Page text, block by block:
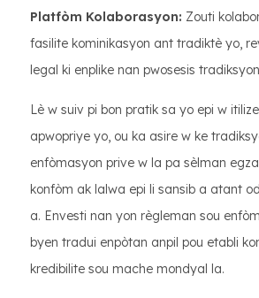
Platfòm Kolaborasyon: Zouti
fasilite kominikasyon ant tradiktè yo,
legal ki enplike nan pwosesis
Lè w suiv pi bon pratik sa yo epi w
apwopriye yo, ou ka asire w ke
enfòmasyon prive w la pa sèlman
konfòm ak lalwa epi li sansib a atant
a. Envesti nan yon règleman sou
byen tradui enpòtan anpil pou etabli
kredibilite sou mache mondyal la.